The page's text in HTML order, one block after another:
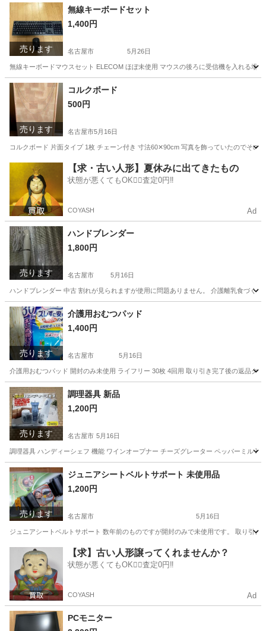
売ります
無線キーボードセット
1,400円
名古屋市 5月26日
無線キーボードマウスセット ELECOM ほぼ未使用 マウスの後ろに受信機を入れる場
愛知 名古屋市 パソコン
売ります
コルクボード
500円
名古屋市5月16日
コルクボード 片面タイプ 1枚 チェーン付き 寸法60✕90cm 写真を飾っていたのでそ
生活雑貨 コルクボード
【求・古い人形】夏休みに出てきたもの
状態が悪くてもOK🙆‍♀️査定0円‼️
COYASH Ad
売ります
ハンドブレンダー
1,800円
名古屋市 5月16日
ハンドブレンダー 中古 割れが見られますが使用に問題ありません。 介護離乳食づく
愛知 名古屋市 家電 ブレンダー
売ります
介護用おむつパッド
1,400円
名古屋市 5月16日
介護用おむつパッド 開封のみ未使用 ライフリー 30枚 4回用 取り引き完了後の返品ク
愛知 名古屋市 その他 おむつ
売ります
調理器具 新品
1,200円
名古屋市 5月16日
調理器具 ハンディーシェフ 機能 ワインオープナー チーズグレーター ペッパーミル
愛知 名古屋市 ペッパーミル
売ります
ジュニアシートベルトサポート 未使用品
1,200円
名古屋市 5月16日
ジュニアシートベルトサポート 数年前のものですが開封のみで未使用です。 取り引
名古屋市 子供用品
【求】古い人形譲ってくれませんか？
状態が悪くてもOK🙆‍♀️査定0円‼️
COYASH Ad
PCモニター